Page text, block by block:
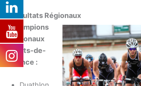
Résultats Régionaux
Champions
régionaux
Hauts-de-
France :